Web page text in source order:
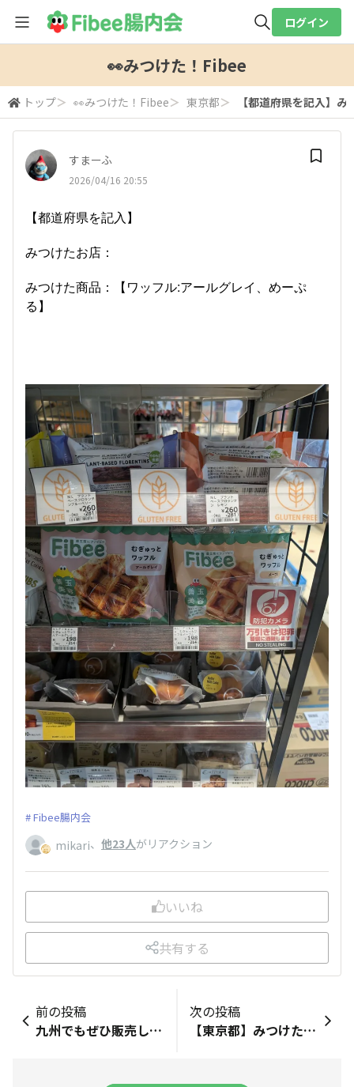
検索
ログイン
👀みつけた！Fibee
トップ＞ 👀みつけた！Fibee＞ 東京都＞ 【都道府県を記入】
すまーふ
2026/04/16 20:55
【都道府県を記入】
みつけたお店：
みつけた商品：【ワッフル:アールグレイ、めーぷ
る】
Fibee腸内会
mikari、 他23人がリアクション
いいね
共有する
前の投稿
九州でもぜひ販売してほしいです！
次の投稿
【東京都】みつけたお店：【ファミリーマート 渋谷駅北店】みつけた商品：【むぎゅっとワッフル アールグレイ、メープル、ココア】下から二段目に、6列で展開。1列に5個位ずつだったので約10個ずつかな。渋谷モディの道路向かいのお店ですが、なんとなく場所的にまだ健康を考えて、食べる意識の方は少ないのかも🥹！？（偏見）でも、この数だけ入荷しているので、それだけ需要はあるのかなという気も🤔気になります。。